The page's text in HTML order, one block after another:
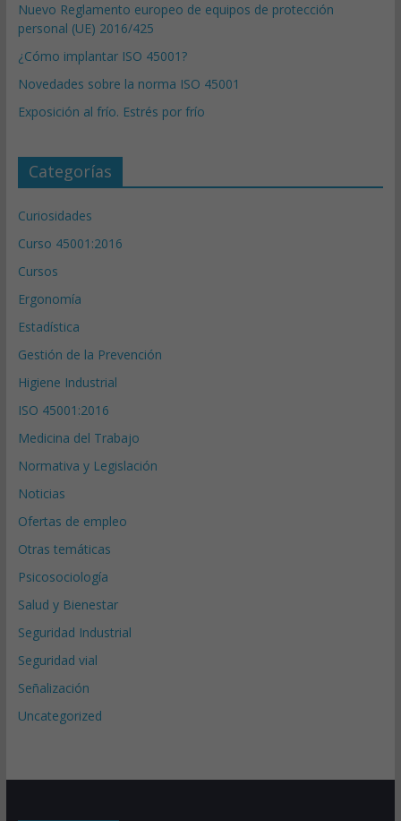
Nuevo Reglamento europeo de equipos de protección
personal (UE) 2016/425
¿Cómo implantar ISO 45001?
Novedades sobre la norma ISO 45001
Exposición al frío. Estrés por frío
Categorías
Curiosidades
Curso 45001:2016
Cursos
Ergonomía
Estadística
Gestión de la Prevención
Higiene Industrial
ISO 45001:2016
Medicina del Trabajo
Normativa y Legislación
Noticias
Ofertas de empleo
Otras temáticas
Psicosociología
Salud y Bienestar
Seguridad Industrial
Seguridad vial
Señalización
Uncategorized